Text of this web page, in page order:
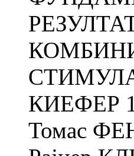
КИЕФЕР
Томас